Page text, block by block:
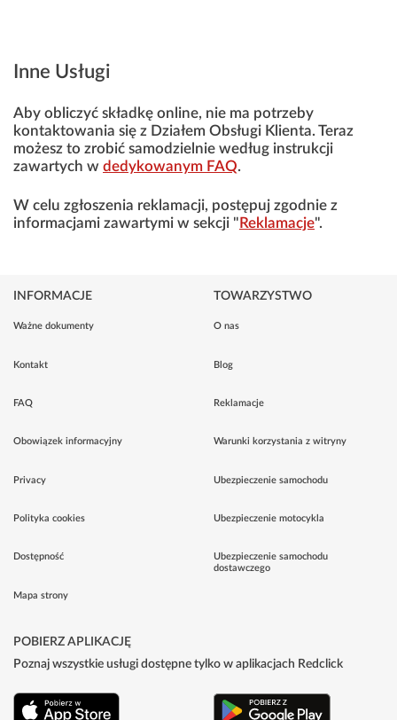
Inne Usługi
Aby obliczyć składkę online, nie ma potrzeby
kontaktowania się z Działem Obsługi Klienta. Teraz
możesz to zrobić samodzielnie według instrukcji
zawartych w dedykowanym FAQ.
W celu zgłoszenia reklamacji, postępuj zgodnie z
informacjami zawartymi w sekcji " Reklamacje".
INFORMACJE
Ważne dokumenty
Kontakt
FAQ
Obowiązek informacyjny
Privacy
Polityka cookies
Dostępność
Mapa strony
TOWARZYSTWO
O nas
Blog
Reklamacje
Warunki korzystania z witryny
Ubezpieczenie samochodu
Ubezpieczenie motocykla
Ubezpieczenie samochodu
dostawczego
POBIERZ APLIKACJĘ
Poznaj wszystkie usługi dostępne tylko w aplikacjach Redclick